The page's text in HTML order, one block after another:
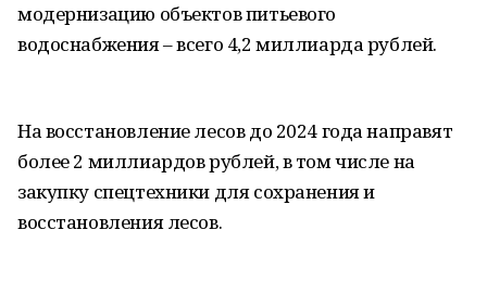
модернизацию объектов питьевого
водоснабжения – всего 4,2 миллиарда рублей.
На восстановление лесов до 2024 года направят
более 2 миллиардов рублей, в том числе на
закупку спецтехники для сохранения и
восстановления лесов.